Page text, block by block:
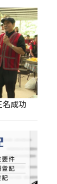
成功